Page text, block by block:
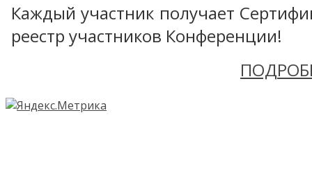
Каждый участник получает
реестр участников Конференции!